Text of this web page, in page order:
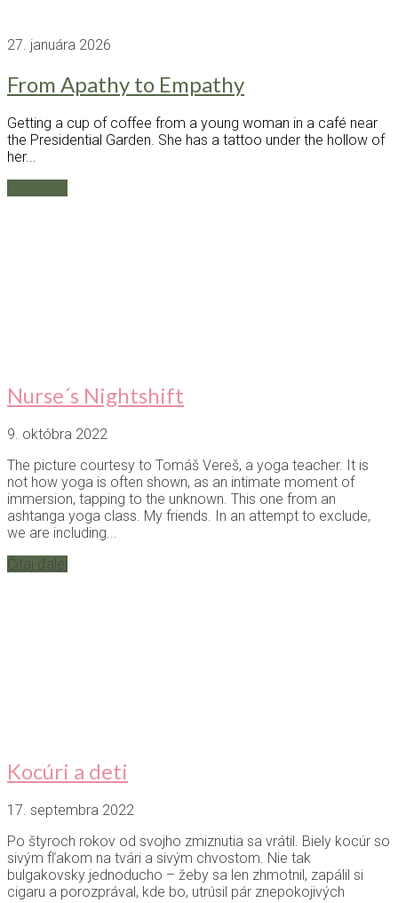
27. januára 2026
From Apathy to Empathy
Getting a cup of coffee from a young woman in a café near
the Presidential Garden. She has a tattoo under the hollow of
her...
Nurse´s Nightshift
9. októbra 2022
The picture courtesy to Tomáš Vereš, a yoga teacher. It is
not how yoga is often shown, as an intimate moment of
immersion, tapping to the unknown. This one from an
ashtanga yoga class. My friends. In an attempt to exclude,
we are including...
Čítaj ďalej
Kocúri a deti
17. septembra 2022
Po štyroch rokov od svojho zmiznutia sa vrátil. Biely kocúr so
sivým fľakom na tvári a sivým chvostom. Nie tak
bulgakovsky jednoducho – žeby sa len zhmotnil, zapálil si
cigaru a porozprával, kde bo, utrúsil pár znepokojivých